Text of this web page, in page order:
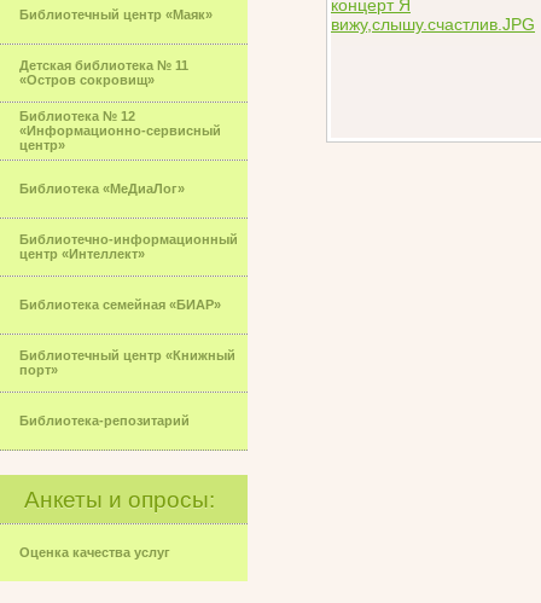
Библиотечный центр «Маяк»
Детская библиотека № 11
«Остров сокровищ»
Библиотека № 12
«Информационно-сервисный
центр»
Библиотека «МеДиаЛог»
Библиотечно-информационный
центр «Интеллект»
Библиотека семейная «БИАР»
Библиотечный центр «Книжный
порт»
Библиотека-репозитарий
Анкеты и опросы:
Оценка качества услуг